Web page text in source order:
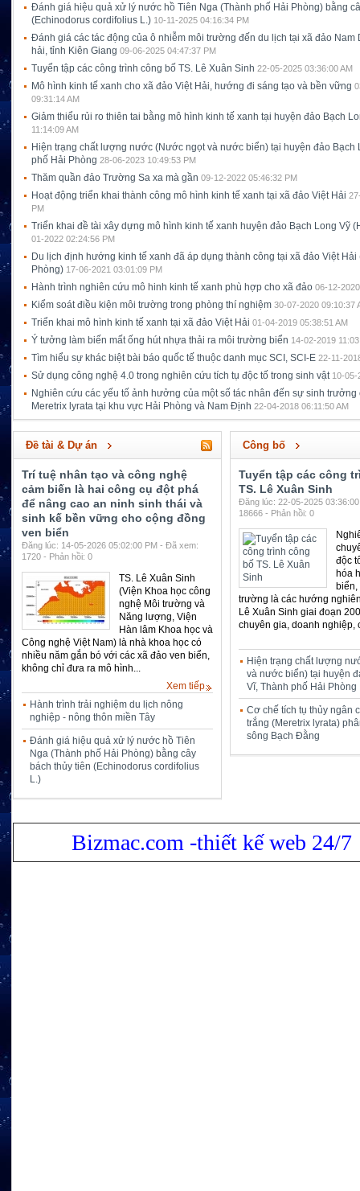
Đánh giá hiệu quả xử lý nước hồ Tiên Nga (Thành phố Hải Phòng) bằng
(Echinodorus cordifolius L.) 10-11-2025 04:16:34 PM
Đánh giá các tác động của ô nhiễm môi trường đến du lịch tại xã đảo Nam
hải, tỉnh Kiên Giang 09-06-2025 04:47:37 PM
Tuyển tập các công trình công bố TS. Lê Xuân Sinh 22-05-2025 03:36:00 AM
Mô hình kinh tế xanh cho xã đảo Việt Hải, hướng đi sáng tạo và bền vững
09:31:14 AM
Giảm thiểu rủi ro thiên tai bằng mô hình kinh tế xanh tại huyện đảo Bạch
11:14:09 AM
Hiện trạng chất lượng nước (Nước ngọt và nước biển) tại huyện đảo Bạch
phố Hải Phòng 28-06-2023 10:49:53 PM
Thăm quần đảo Trường Sa xa mà gần 09-12-2022 05:46:32 PM
Hoạt động triển khai thành công mô hình kinh tế xanh tại xã đảo Việt Hải
PM
Triển khai đề tài xây dựng mô hình kinh tế xanh huyện đảo Bạch Long Vỹ
01-2022 02:24:56 PM
Du lịch định hướng kinh tế xanh đã áp dụng thành công tại xã đảo Việt Hải
Phòng) 17-06-2021 03:01:09 PM
Hành trình nghiên cứu mô hinh kinh tế xanh phù hợp cho xã đảo 06-12-
Kiểm soát điều kiện môi trường trong phòng thí nghiệm 30-07-2020 09:10:37
Triển khai mô hình kinh tế xanh tại xã đảo Việt Hải 01-04-2019 05:38:51 AM
Ý tưởng làm biến mất ống hút nhựa thải ra môi trường biển 14-02-2019
Tìm hiểu sự khác biệt bài báo quốc tế thuộc danh mục SCI, SCI-E 22-11-
Sử dụng công nghệ 4.0 trong nghiên cứu tích tụ độc tố trong sinh vật 10-05-
Nghiên cứu các yếu tố ảnh hưởng của một số tác nhân đến sự sinh trưởng
Meretrix lyrata tại khu vực Hải Phòng và Nam Định 22-04-2018 06:11:50 AM
Đề tài & Dự án
Trí tuệ nhân tạo và công nghệ
cảm biến là hai công cụ đột phá
để nâng cao an ninh sinh thái và
sinh kế bền vững cho cộng đồng
ven biển
Đăng lúc: 14-05-2026 05:02:00 PM - Đã xem:
1720 - Phản hồi: 0
TS. Lê Xuân Sinh
(Viện Khoa học công
nghệ Môi trường và
Năng lượng, Viện
Hàn lâm Khoa học và
Công nghệ Việt Nam) là nhà khoa học có
nhiều năm gắn bó với các xã đảo ven biển,
không chỉ đưa ra mô hình...
Xem tiếp...
Hành trình trải nghiệm du lịch nông
nghiệp - nông thôn miền Tây
Đánh giá hiệu quả xử lý nước hồ Tiên
Nga (Thành phố Hải Phòng) bằng cây
bách thủy tiên (Echinodorus cordifolius
L.)
Công bố
Tuyển tập các công
TS. Lê Xuân Sinh
Đăng lúc: 22-05-2025
18666 - Phản hồi: 0
độc
hóa
biển,
trường là các hướng
Lê Xuân Sinh giai đoạn
chuyên gia, doanh nghiệp,
Hiện trạng chất lượng
và nước biển) tại huyện
Vĩ, Thành phố Hải Phòng
Cơ chế tích tụ thủy ngân
trắng (Meretrix lyrata)
sông Bạch Đằng
Bizmac.com -thiết kế web 24/7